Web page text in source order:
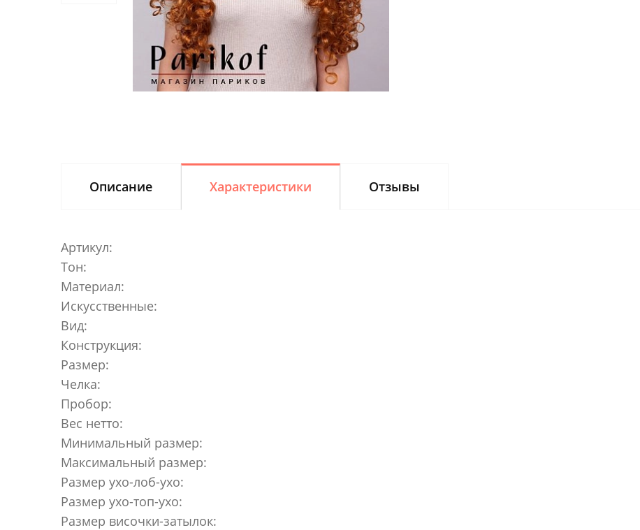
Описание Характеристики Отзывы
Артикул:
Тон:
Материал:
Искусственные:
Вид:
Конструкция:
Размер:
Челка:
Пробор:
Вес нетто:
Минимальный размер:
Максимальный размер:
Размер ухо-лоб-ухо:
Размер ухо-топ-ухо:
Размер височки-затылок: